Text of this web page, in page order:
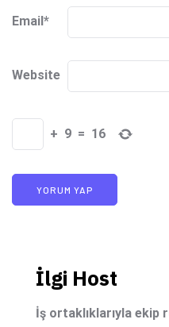
Email*
Website
+ 9 = 16
İlgi Host
İş ortaklıklarıyla ekip